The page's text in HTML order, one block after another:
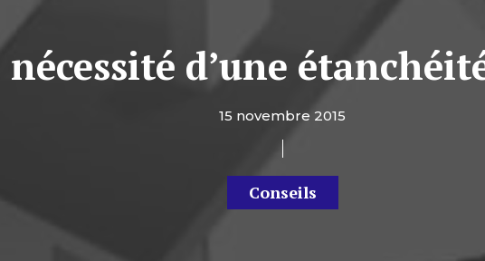
nécessité d’une
15 novembre 2015
Conseils